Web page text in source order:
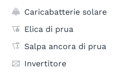
Caricabatterie solare
Elica di prua
Salpa ancora di prua
Invertitore